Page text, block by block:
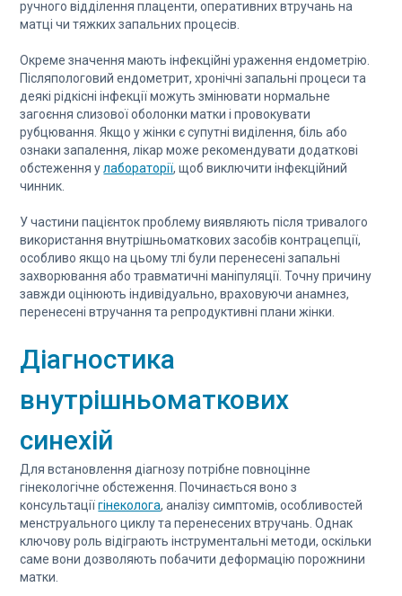
ручного відділення плаценти, оперативних втручань на
матці чи тяжких запальних процесів.
Окреме значення мають інфекційні ураження ендометрію.
Післяпологовий ендометрит, хронічні запальні процеси та
деякі рідкісні інфекції можуть змінювати нормальне
загоєння слизової оболонки матки і провокувати
рубцювання. Якщо у жінки є супутні виділення, біль або
ознаки запалення, лікар може рекомендувати додаткові
обстеження улабораторії, щоб виключити інфекційний
чинник.
У частини пацієнток проблему виявляють після тривалого
використання внутрішньоматкових засобів контрацепції,
особливо якщо на цьому тлі були перенесені запальні
захворювання або травматичні маніпуляції. Точну причину
завжди оцінюють індивідуально, враховуючи анамнез,
перенесені втручання та репродуктивні плани жінки.
Діагностика
внутрішньоматкових
синехій
Для встановлення діагнозу потрібне повноцінне
гінекологічне обстеження. Починається воно з
консультаціїгінеколога, аналізу симптомів, особливостей
менструального циклу та перенесених втручань. Однак
ключову роль відіграють інструментальні методи, оскільки
саме вони дозволяють побачити деформацію порожнини
матки.